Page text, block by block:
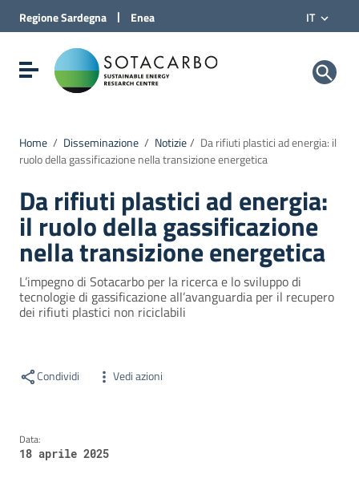
Vai al Contenuto
Vai alla navigazione del sito
Vai al Footer
RegioneSardegna | Enea IT
Visualizza/nascondi menu di navigazioneSotacarbo SpA
Home / Disseminazione / Notizie/ Da rifiuti plastici ad energia: il
ruolo della gassificazione nella transizione energetica
Da rifiuti plastici ad energia:
il ruolo della gassificazione
nella transizione energetica
L’impegno di Sotacarbo per la ricerca e lo sviluppo di
tecnologie di gassificazione all’avanguardia per il recupero
dei rifiuti plastici non riciclabili
Condividi Vedi azioni
Data:
18 aprile 2025